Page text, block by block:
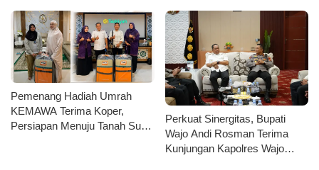
Pemenang Hadiah Umrah
KEMAWA Terima Koper,
Persiapan Menuju Tanah Suci
Perkuat Sinergitas, Bupati
Wajo Andi Rosman Terima
Kunjungan Kapolres Wajo